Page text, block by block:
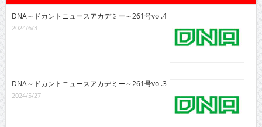
DNA～ドカントニュースアカデミー～261号vol.4
2024/6/3
DNA～ドカントニュースアカデミー～261号vol.3
2024/5/27